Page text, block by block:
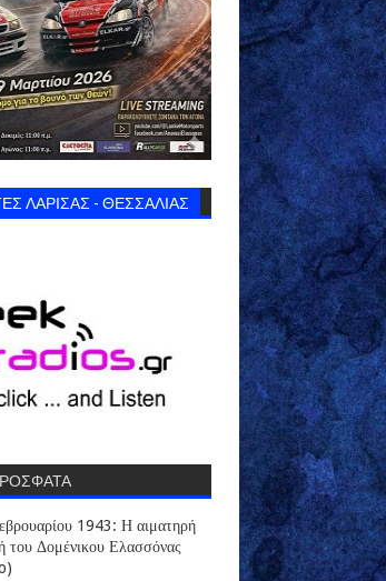
ΛΑΡΙΣΑΣ - ΘΕΣΣΑΛΙΑΣ
1943: Η αιματηρή
του Δομένικου Ελασσόνας